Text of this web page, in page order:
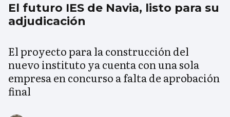
El futuro IES de Navia, listo para su
adjudicación
El proyecto para la construcción del
nuevo instituto ya cuenta con una sola
empresa en concurso a falta de aprobación
final